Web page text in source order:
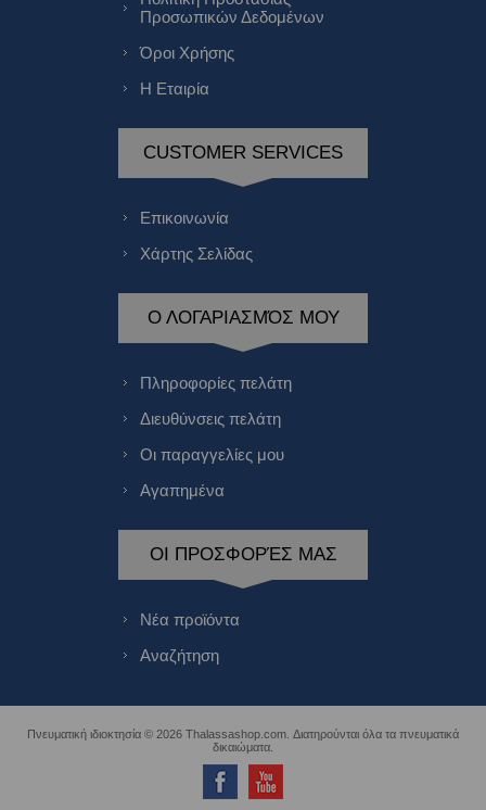
Προσωπικών Δεδομένων
Όροι Χρήσης
Η Εταιρία
CUSTOMER SERVICES
Επικοινωνία
Χάρτης Σελίδας
Ο ΛΟΓΑΡΙΑΣΜΌΣ ΜΟΥ
Πληροφορίες πελάτη
Διευθύνσεις πελάτη
Οι παραγγελίες μου
Αγαπημένα
ΟΙ ΠΡΟΣΦΟΡΈΣ ΜΑΣ
Νέα προϊόντα
Αναζήτηση
Πνευματική ιδιοκτησία © 2026 Thalassashop.com. Διατηρούνται όλα τα πνευματικά
δικαιώματα.